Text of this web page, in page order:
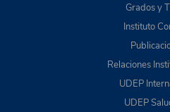
Grados y
Instituto
Relaciones
UDEP
UDEP